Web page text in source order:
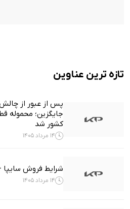
تازه ترین عناوین
پس از عبور از
جایگزین؛ محموله
کشور شد
14 مرداد 1405
شرایط فروش سایپا +
14 مرداد 1405